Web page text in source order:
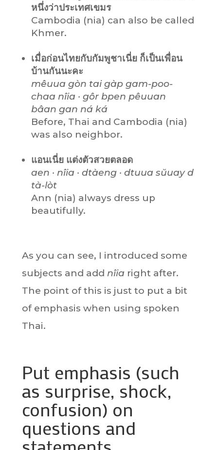
หนึ่งว่าประเทศเขมร
Cambodia (nia) can also be called
Khmer.
เมื่อก่อนไทยกับกัมพูชาเนี่ย ก็เป็นเพื่อน
บ้านกันนะคะ
mêuua gòn tai gàp gam-poo-
chaa nîia · gôr bpen pêuuan
bâan gan ná ká
Before, Thai and Cambodia (nia)
was also neighbor.
แอนเนี่ย แต่งตัวสวยตลอด
aen · nîia · dtàeng · dtuua sŭuay d
tà-lòt
Ann (nia) always dress up
beautifully.
As you can see, I introduced some
subjects and add nîia right after.
The point of this is just to put a bit
of emphasis when using spoken
Thai.
Put emphasis (such
as surprise, shock,
confusion) on
questions and